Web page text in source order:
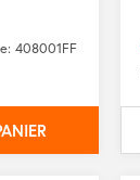
408001FF